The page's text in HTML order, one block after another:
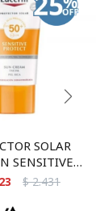
SOLAR
SENSITIVE
PIEL SECA FPS
$ 2.431